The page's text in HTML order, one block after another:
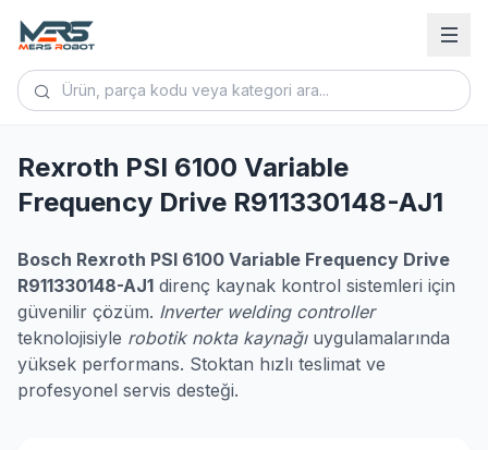
Rexroth PSI 6100 Variable
Frequency Drive R911330148-AJ1
Bosch Rexroth PSI 6100 Variable Frequency Drive
R911330148-AJ1 direnç kaynak kontrol sistemleri için
güvenilir çözüm. Inverter welding controller
teknolojisiyle robotik nokta kaynağıuygulamalarında
yüksek performans. Stoktan hızlı teslimat ve
profesyonel servis desteği.